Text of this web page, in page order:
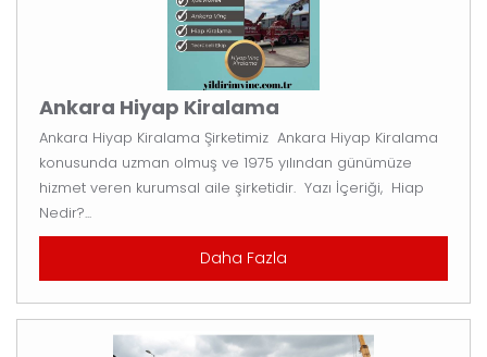
Ankara Hiyap Kiralama
Ankara Hiyap Kiralama Şirketimiz Ankara Hiyap Kiralama
konusunda uzman olmuş ve 1975 yılından günümüze
hizmet veren kurumsal aile şirketidir. Yazı İçeriği, Hiap
Nedir?...
Daha Fazla